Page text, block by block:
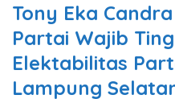
Tony Eka
Partai Wajib
Elektabilitas
Lampung